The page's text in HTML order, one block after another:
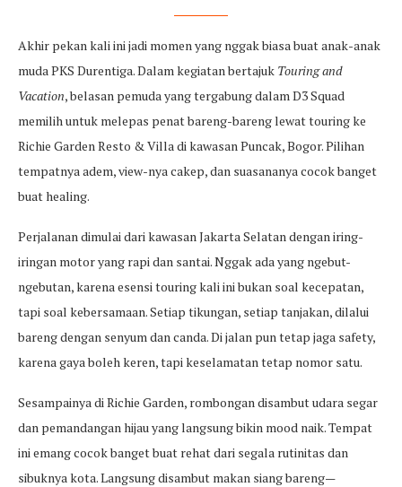
Akhir pekan kali ini jadi momen yang nggak biasa buat anak-anak
muda PKS Durentiga. Dalam kegiatan bertajuk Touring and
Vacation, belasan pemuda yang tergabung dalam D3 Squad
memilih untuk melepas penat bareng-bareng lewat touring ke
Richie Garden Resto & Villa di kawasan Puncak, Bogor. Pilihan
tempatnya adem, view-nya cakep, dan suasananya cocok banget
buat healing.
Perjalanan dimulai dari kawasan Jakarta Selatan dengan iring-
iringan motor yang rapi dan santai. Nggak ada yang ngebut-
ngebutan, karena esensi touring kali ini bukan soal kecepatan,
tapi soal kebersamaan. Setiap tikungan, setiap tanjakan, dilalui
bareng dengan senyum dan canda. Di jalan pun tetap jaga safety,
karena gaya boleh keren, tapi keselamatan tetap nomor satu.
Sesampainya di Richie Garden, rombongan disambut udara segar
dan pemandangan hijau yang langsung bikin mood naik. Tempat
ini emang cocok banget buat rehat dari segala rutinitas dan
sibuknya kota. Langsung disambut makan siang bareng—